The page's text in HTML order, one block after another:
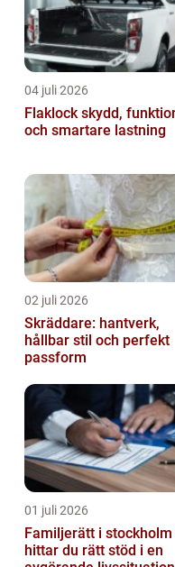
04 juli 2026
Flaklock skydd, funktion
och smartare lastning
02 juli 2026
Skräddare: hantverk,
hållbar stil och perfekt
passform
01 juli 2026
Familjerätt i stockholm så
hittar du rätt stöd i en